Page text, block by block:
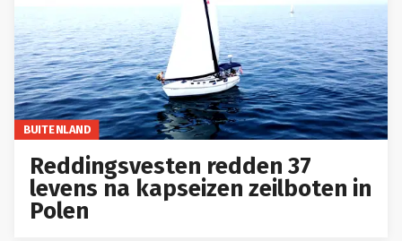
BUITENLAND
Reddingsvesten redden 37
levens na kapseizen zeilboten in
Polen